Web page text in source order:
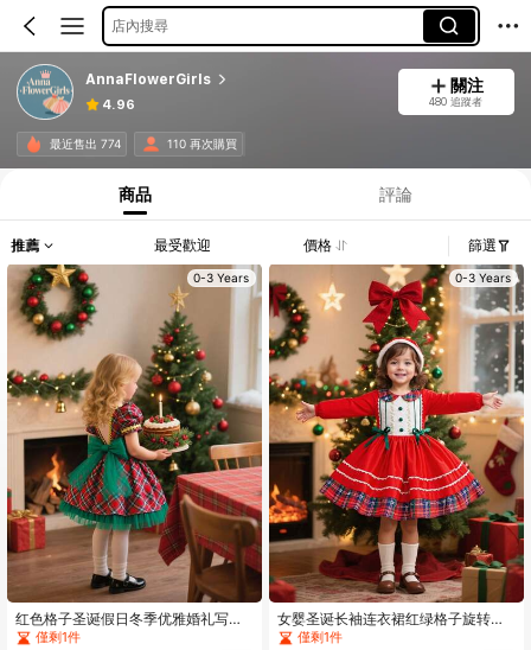
店內搜尋
AnnaFlowerGirls
4.96
關注
480 追蹤者
最近售出 774 110 再次購買
商品 評論
推薦 最受歡迎 價格 篩選
0-3 Years
红色格子圣诞假日冬季优雅婚礼写真V
领露背连衣裙女婴绿色大蝴蝶结及膝
僅剩1件
0-3 Years
女婴圣诞长袖连衣裙红绿格子旋转连
衣裙幼儿女孩圣诞新年假期生日连衣
僅剩1件